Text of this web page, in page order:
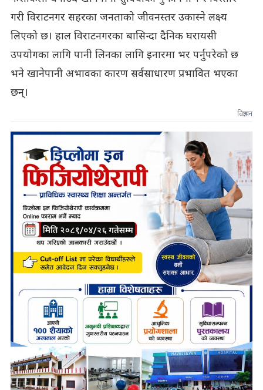
गरी विराटनगर सहरका जनताको जीवनस्तर उकास्ने लक्ष्य
लिएको छ। हाल विराटनगरका बासिन्दा दैनिक घरायसी
उपयोगका लागि पानी लिनका लागि इनारमा भर पर्नुपरेको छ
भने खानेपानी अभावका कारण सर्वसाधारण प्रभावित भएका
छन्।
विज्ञापन